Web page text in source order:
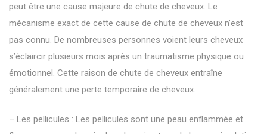
peut être une cause majeure de chute de cheveux. Le
mécanisme exact de cette cause de chute de cheveux n’est
pas connu. De nombreuses personnes voient leurs cheveux
s’éclaircir plusieurs mois après un traumatisme physique ou
émotionnel. Cette raison de chute de cheveux entraîne
généralement une perte temporaire de cheveux.
– Les pellicules : Les pellicules sont une peau enflammée et